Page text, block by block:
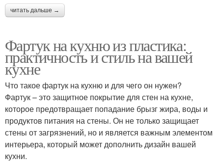
читать дальше →
Фартук на кухню из пластика:
практичность и стиль на вашей
кухне
Что такое фартук на кухню и для чего он нужен?
Фартук – это защитное покрытие для стен на кухне,
которое предотвращает попадание брызг жира, воды и
продуктов питания на стены. Он не только защищает
стены от загрязнений, но и является важным элементом
интерьера, который может дополнить дизайн вашей
кухни.